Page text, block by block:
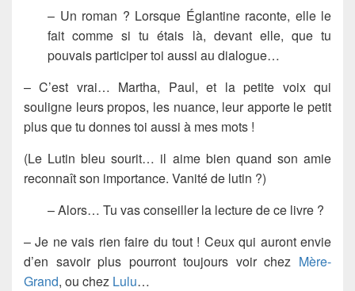
– Un roman ? Lorsque Églantine raconte, elle le
fait comme si tu étais là, devant elle, que tu
pouvais participer toi aussi au dialogue…
– C’est vrai… Martha, Paul, et la petite voix qui
souligne leurs propos, les nuance, leur apporte le petit
plus que tu donnes toi aussi à mes mots !
(Le Lutin bleu sourit… il aime bien quand son amie
reconnaît son importance. Vanité de lutin ?)
– Alors… Tu vas conseiller la lecture de ce livre ?
– Je ne vais rien faire du tout ! Ceux qui auront envie
d’en savoir plus pourront toujours voir chez Mère-
Grand, ou chez Lulu…